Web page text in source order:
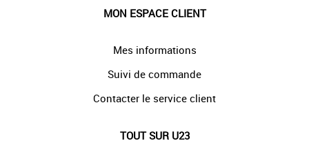
MON ESPACE CLIENT
Mes informations
Suivi de commande
Contacter le service client
TOUT SUR U23